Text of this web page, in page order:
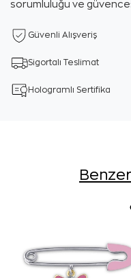
sorumluluğu ve
Güvenli Alışveriş
Sigortalı Teslimat
Hologramlı Sertifika